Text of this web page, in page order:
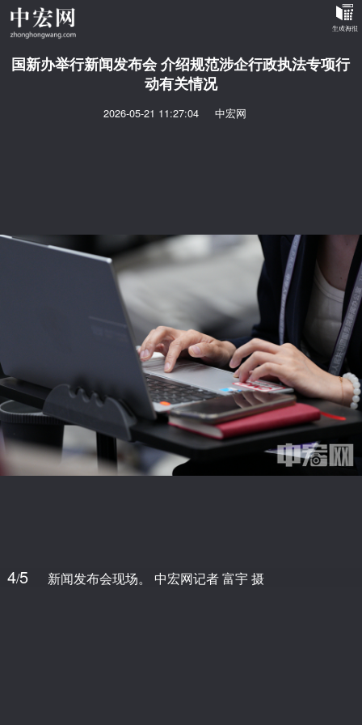
国新办举行新闻发布会 介绍规范涉企行政执法专项行
动有关情况
2026-05-21 11:27:04 中宏网
4/5 新闻发布会现场。 中宏网记者 富宇 摄